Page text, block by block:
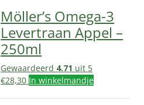
Möller’s Omega-3
Levertraan Appel –
250ml
Gewaardeerd 4.71 uit 5
€28,30 In winkelmandje